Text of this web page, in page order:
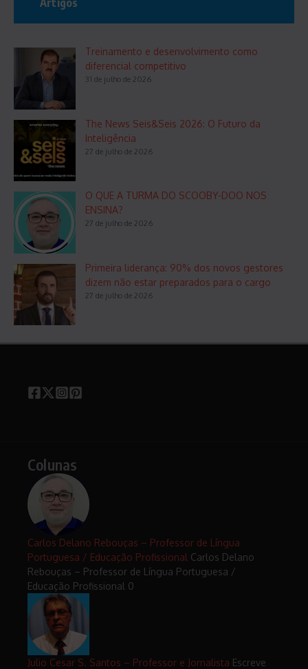
Artigos
Treinamento e desenvolvimento como
diferencial competitivo
31 de julho de 2026
The News Seis&Seis 2026: O Futuro da
Inteligência
27 de julho de 2026
O QUE A TURMA DO SCOOBY-DOO NOS
ENSINA?
27 de julho de 2026
Primeira liderança: 90% dos novos gestores
dizem não estar preparados para o cargo
27 de julho de 2026
Colunas
Carlos Delano Rebouças – Professor de Língua
Portuguesa / Educação Profissional Carlos Delano
Rebouças – Professor de Língua Portuguesa /
Educação Profissional 0
Julio Cesar S. Santos – Professor e Jornalista Escreve